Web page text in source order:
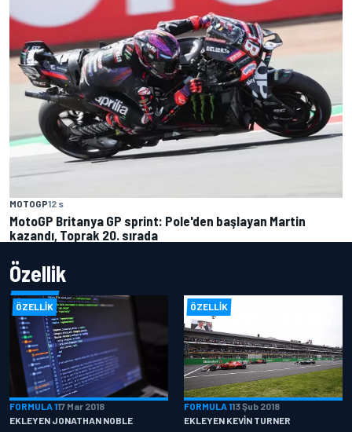
MOTOGP12 s
MotoGP Britanya GP sprint: Pole'den başlayan Martin
kazandı, Toprak 20. sırada
Özellik
ÖZELLIK
FORMULA 117 Mar 2018
EKLEYEN JONATHAN NOBLE
ÖZELLIK
FORMULA 113 Şub 2018
EKLEYEN KEVIN TURNER